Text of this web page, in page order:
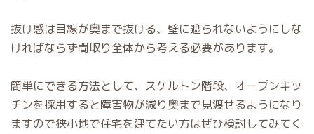
抜け感は目線が奥まで抜ける、壁に遮られないようにしな
ければならず間取り全体から考える必要があります。
簡単にできる方法として、スケルトン階段、オープンキッ
チンを採用すると障害物が減り奥まで見渡せるようになり
ますので狭小地で住宅を建てたい方はぜひ検討してみてく